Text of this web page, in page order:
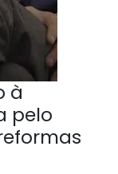
à
pelo